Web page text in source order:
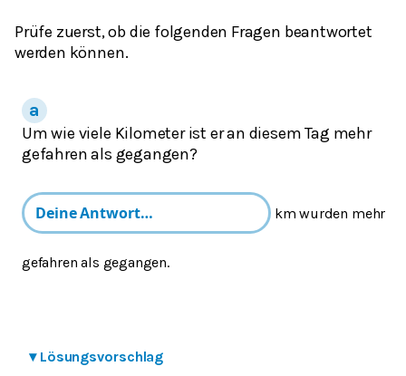
Prüfe zuerst, ob die folgenden Fragen beantwortet
werden können.
Um wie viele Kilometer ist er an diesem Tag mehr
gefahren als gegangen?
km wurden mehr
gefahren als gegangen.
▾ Lösungsvorschlag